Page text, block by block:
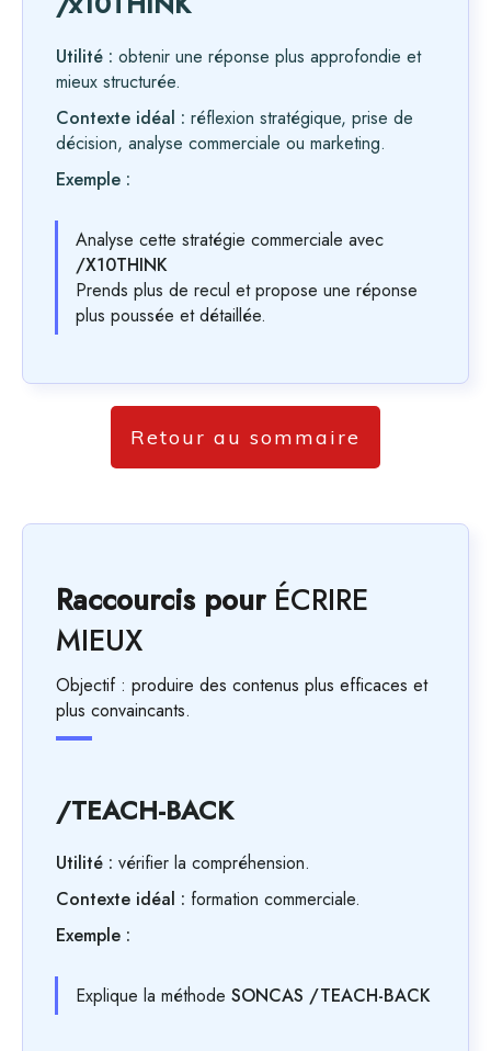
Utilité : obtenir une réponse plus approfondie et
mieux structurée.
Contexte idéal : réflexion stratégique, prise de
décision, analyse commerciale ou marketing.
Exemple :
Analyse cette stratégie commerciale avec
/X10THINK
Prends plus de recul et propose une réponse
plus poussée et détaillée.
Retour au sommaire
Raccourcis pour ÉCRIRE
MIEUX
Objectif : produire des contenus plus efficaces et
plus convaincants.
/TEACH-BACK
Utilité : vérifier la compréhension.
Contexte idéal : formation commerciale.
Exemple :
Explique la méthode SONCAS /TEACH-BACK